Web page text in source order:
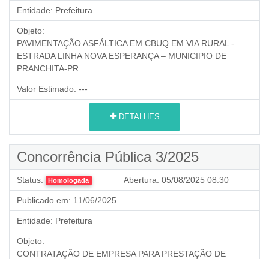
Entidade: Prefeitura
Objeto:
PAVIMENTAÇÃO ASFÁLTICA EM CBUQ EM VIA RURAL -
ESTRADA LINHA NOVA ESPERANÇA – MUNICIPIO DE
PRANCHITA-PR
Valor Estimado: ---
DETALHES
Concorrência Pública 3/2025
Status: Homologada Abertura: 05/08/2025 08:30
Publicado em: 11/06/2025
Entidade: Prefeitura
Objeto:
CONTRATAÇÃO DE EMPRESA PARA PRESTAÇÃO DE